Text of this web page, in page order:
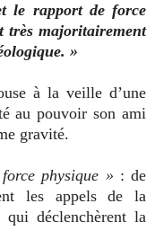
le rapport de force
très majoritairement
»
à la veille d’une
au pouvoir son ami
gravité.
physique » : de
les appels de la
déclenchèrent la